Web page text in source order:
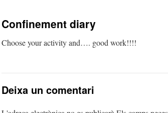
contingut
Confinement diary
Choose your activity and…. good work!!!!
Deixa un comentari